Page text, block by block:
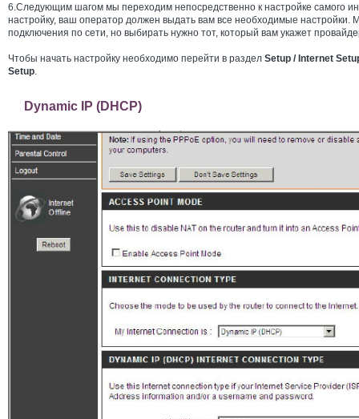
6.Следующим шагом мы переходим непосредственно к настройке самого
настройку, ваш оператор должен выдать вам все необходимые
подключения по сети, но выбирать нужно тот, который вам укажет
Чтобы начать настройку необходимо перейти в раздел Setup / Internet
Setup.
Dynamic IP (DHCP)